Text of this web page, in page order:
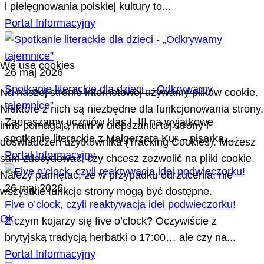
i pielęgnowania polskiej kultury to...
Portal Informacyjny
26 maj 2026
Spotkanie literackie dla dzieci - „Odkrywamy
tajemnice”
Zapraszamy uczniów klas I–III na wyjątkowe
spotkanie literackie z Małgorzatą Kur – pisarką,...
Portal Informacyjny
26 maj 2026
Five o’clock, czyli reaktywacja idei podwieczorku!
Z czym kojarzy się five o’clock? Oczywiście z
brytyjską tradycją herbatki o 17:00… ale czy na...
Portal Informacyjny
We use cookies
Na naszej stronie internetowej używamy plików cookie.
Niektóre z nich są niezbędne dla funkcjonowania strony,
inne pomagają nam w ulepszaniu tej strony i
doświadczeń użytkownika (Tracking Cookies). Możesz
sam zdecydować, czy chcesz zezwolić na pliki cookie.
Należy pamiętać, że w przypadku odrzucenia, nie
wszystkie funkcje strony mogą być dostępne.
Ok